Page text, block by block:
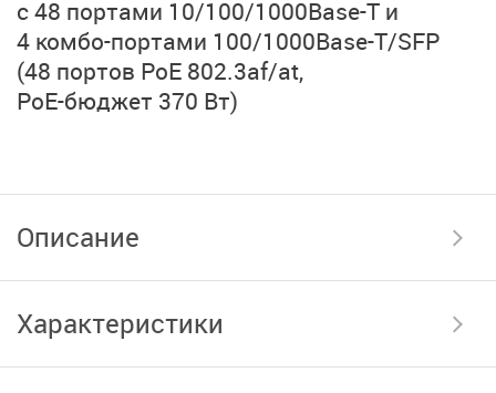
с 48 портами 10/100/1000Base-T и
4 комбо-портами 100/1000Base-T/SFP
(48 портов PoE 802.3af/at,
PoE-бюджет 370 Вт)
Описание
Характеристики